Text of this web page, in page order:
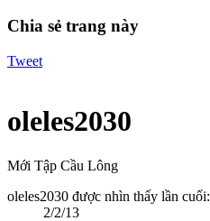
Chia sẻ trang này
Tweet
oleles2030
Mới Tập Cầu Lông
oleles2030 được nhìn thấy lần cuối:
2/2/13